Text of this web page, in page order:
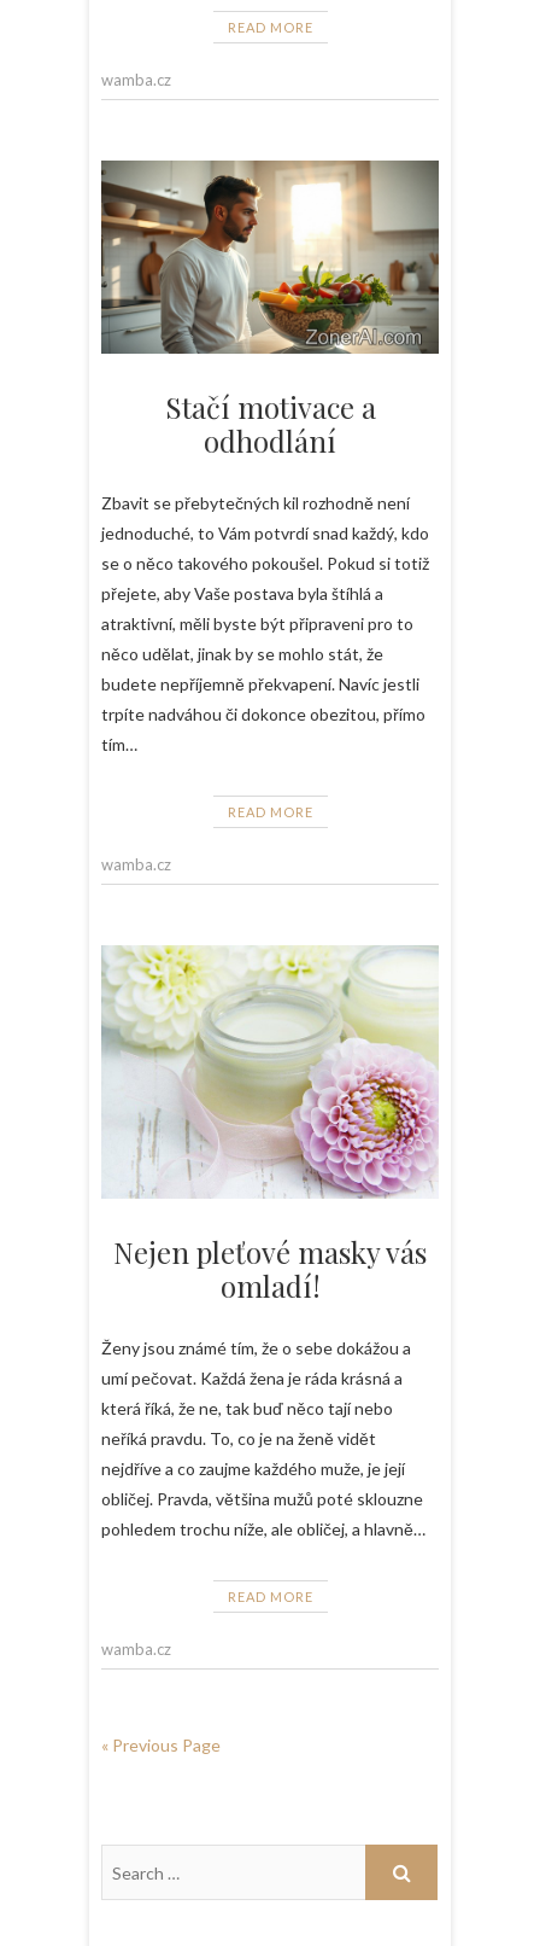
READ MORE
wamba.cz
Stačí motivace a
odhodlání
Zbavit se přebytečných kil rozhodně není
jednoduché, to Vám potvrdí snad každý, kdo
se o něco takového pokoušel. Pokud si totiž
přejete, aby Vaše postava byla štíhlá a
atraktivní, měli byste být připraveni pro to
něco udělat, jinak by se mohlo stát, že
budete nepříjemně překvapení. Navíc jestli
trpíte nadváhou či dokonce obezitou, přímo
tím…
READ MORE
wamba.cz
Nejen pleťové masky vás
omladí!
Ženy jsou známé tím, že o sebe dokážou a
umí pečovat. Každá žena je ráda krásná a
která říká, že ne, tak buď něco tají nebo
neříká pravdu. To, co je na ženě vidět
nejdříve a co zaujme každého muže, je její
obličej. Pravda, většina mužů poté sklouzne
pohledem trochu níže, ale obličej, a hlavně…
READ MORE
wamba.cz
« Previous Page